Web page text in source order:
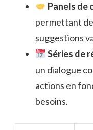
Panels de
permettant
suggestions
Séries de
un dialogue
actions en
besoins.